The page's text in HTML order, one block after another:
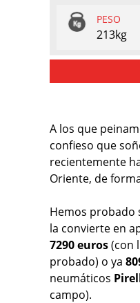
PESO
213kg
A los que
confieso que
recientemente
Oriente, de
Hemos
la convierte en
7290 euros(con
probado) o ya
neumáticos
campo).